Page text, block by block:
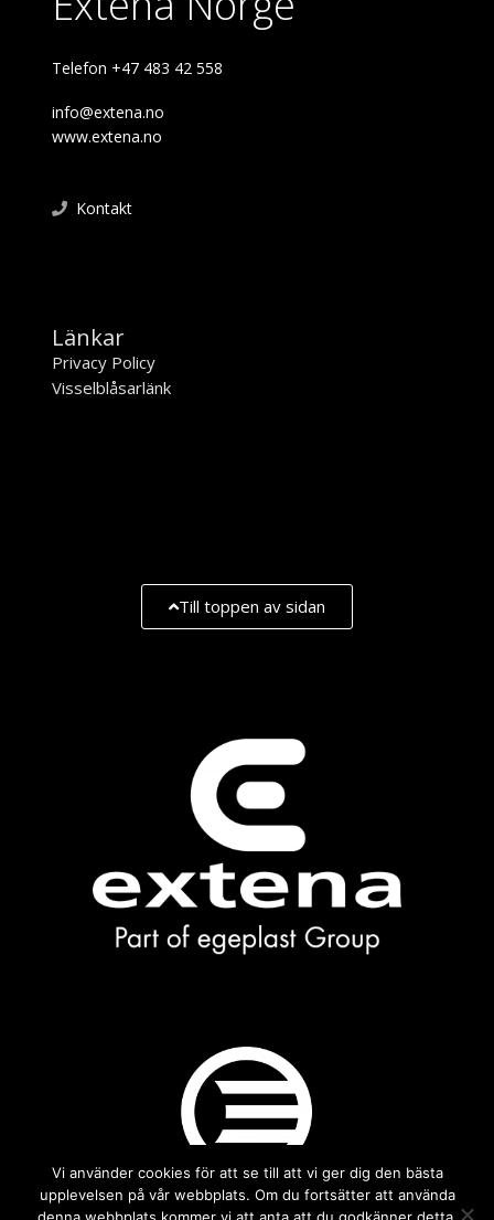
Telefon +47 483 42 558
info@extena.no
www.extena.no
Kontakt
Länkar
Privacy Policy
Visselblåsarlänk
Till toppen av sidan
Vi använder cookies för att se till att vi ger dig den bästa
upplevelsen på vår webbplats. Om du fortsätter att använda